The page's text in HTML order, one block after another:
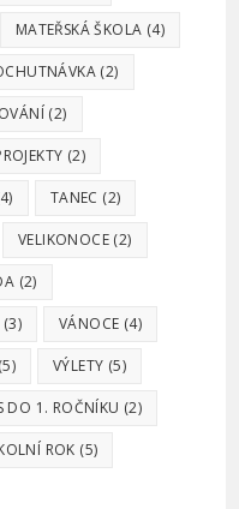
MATEŘSKÁ ŠKOLA (4)
(2)
(2)
(2)
TANEC (2)
VELIKONOCE (2)
(2)
(3) VÁNOCE (4)
(5) VÝLETY (5)
DO 1. ROČNÍKU (2)
ROK (5)